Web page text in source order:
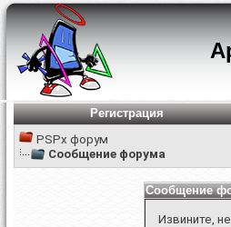
Регистрация
PSPx форум
Сообщение форума
Сообщение
Извините,